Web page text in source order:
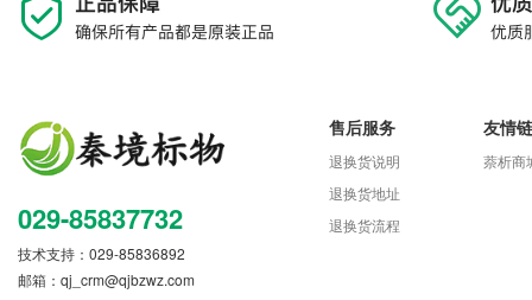
029-85837732
技术支持：029-85836892
邮箱： qj_crm@qjbzwz.com
售后服务
退换货说明
退换货地址
退换货流程
友情
萘析商